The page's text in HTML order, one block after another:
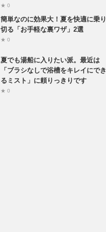
★ 0
簡単なのに効果大！夏を快適に乗り
切る「お手軽な裏ワザ」2選
★ 0
夏でも湯船に入りたい派。最近は
「ブラシなしで浴槽をキレイにでき
るミスト」に頼りっきりです
★ 0